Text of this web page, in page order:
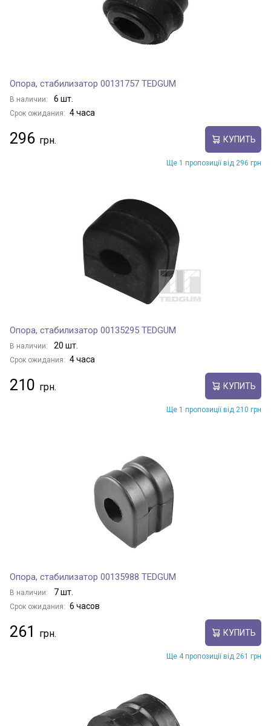
Опора, стабилизатор 00131757 TEDGUM
В наличии: 6 шт.
Срок ожидания: 4 часа
296 КУПИТЬ
Ще 1 пропозиції від 296 грн
Опора, стабилизатор 00135295 TEDGUM
В наличии: 20 шт.
Срок ожидания: 4 часа
210 КУПИТЬ
Ще 1 пропозиції від 210 грн
Опора, стабилизатор 00135988 TEDGUM
В наличии: 7 шт.
Срок ожидания: 6 часов
261 КУПИТЬ
Ще 4 пропозиції від 261 грн